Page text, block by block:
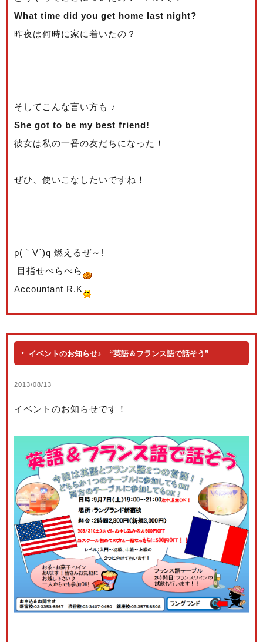
What time did you get home last night?
昨夜は何時に家に着いたの？
そしてこんな言い方も ♪
She got to be my best friend!
彼女は私の一番の友だちになった！
ぜひ、使いこなしたいですね！
p(｀V´)q 燃えるぜ～!
目指せぺらぺら
Accountant R.K
イベントのお知らせ♪ “英語＆フランス語で話そう”
2013/08/13
イベントのお知らせです！